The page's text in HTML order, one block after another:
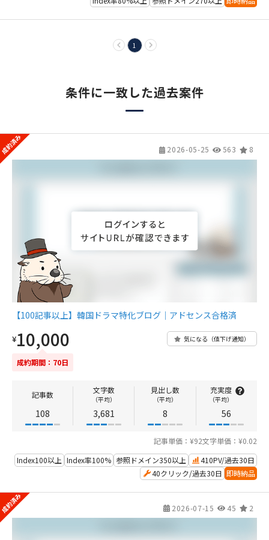
1
条件に一致した過去案件
2026-05-25 563 8
【100記事以上】韓国ドラマ特化ブログ｜アドセンス合格済
¥10,000 気になる（値下げ通知）
成約期間：70日
記事数
108
文字数
（平均）
3,681
見出し数
（平均）
8
充実度
（平均）
56
記事単価：¥92文字単価：¥0.02
Index100以上 Index率100% 参照ドメイン350以上
410PV/過去30日
40クリック/過去30日 即時納品
2026-07-15 45 2